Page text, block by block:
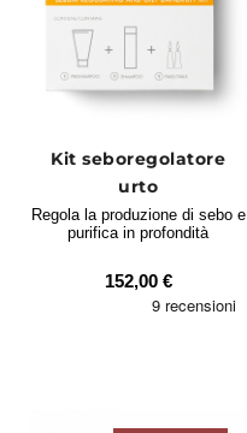
Kit seboregolatore
urto
Regola la produzione di sebo e
purifica in profondità
152,00 €